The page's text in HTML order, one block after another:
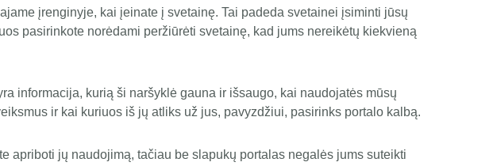
įrenginyje, kai įeinate į svetainę. Tai padeda svetainei įsiminti jūsų
pasirinkote norėdami peržiūrėti svetainę, kad jums nereikėtų kiekvieną
informacija, kurią ši naršyklė gauna ir išsaugo, kai naudojatės mūsų
ir kai kuriuos iš jų atliks už jus, pavyzdžiui, pasirinks portalo kalbą.
apriboti jų naudojimą, tačiau be slapukų portalas negalės jums suteikti